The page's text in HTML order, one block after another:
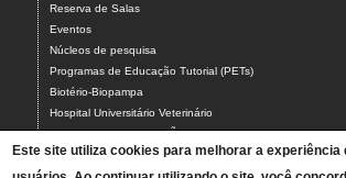
Reserva de Salas
Eventos
Núcleos de pesquisa
Programas de Educação Tutorial (PETs)
Biotério-Biopampa
Hospital Universitário Veterinário
Chamados MANUTENÇÃO PREDIAL E AR-
Chamados TIC-ASCOM-DIV BIBLIOTECAS-PROCADI
Comissão Eleitoral Local (CEL campus Uruguaiana)
Este site utiliza cookies para melhorar a experiência